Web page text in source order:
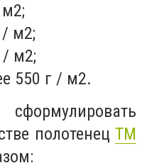
/ м2;
/ м2;
550 г / м2.
полотенец ТМ